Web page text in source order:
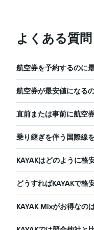
よくある質
航空券を予約するのに
航空券が最安値になる
直前または事前に航空
乗り継ぎを伴う国際線
KAYAKはどのように格
どうすればKAYAKで格
KAYAK Mixがお得なの